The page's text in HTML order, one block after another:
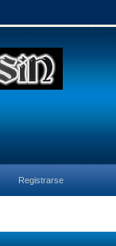
Registrarse